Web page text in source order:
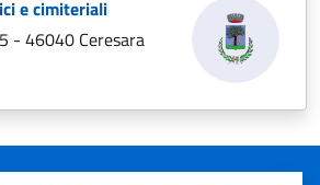
e cimiteriali
- 46040 Ceresara